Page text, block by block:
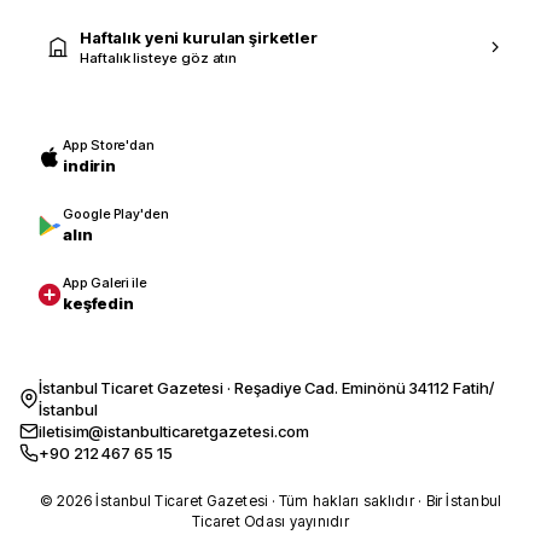
Haftalık yeni kurulan şirketler
Haftalık listeye göz atın
App Store'dan
indirin
Google Play'den
alın
App Galeri ile
keşfedin
İstanbul Ticaret Gazetesi · Reşadiye Cad. Eminönü 34112 Fatih/
İstanbul
iletisim@istanbulticaretgazetesi.com
+90 212 467 65 15
© 2026 İstanbul Ticaret Gazetesi · Tüm hakları saklıdır · Bir İstanbul
Ticaret Odası yayınıdır